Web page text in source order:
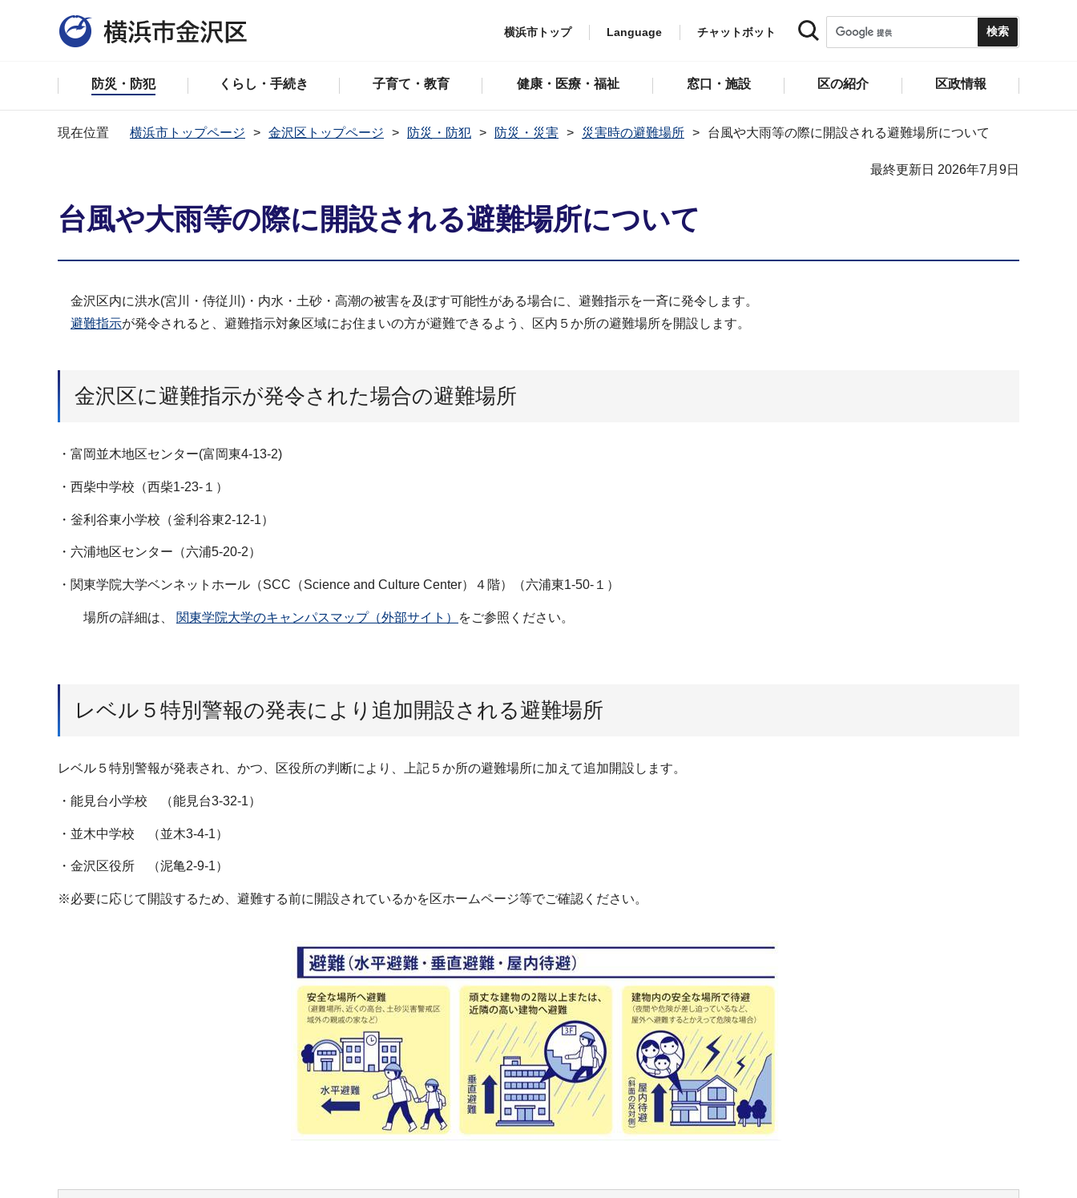
横浜市トップ Language チャットボット
防災・防犯 くらし・手続き 子育て・教育 健康・医療・福祉 窓口・施設 区の紹介 区政情報
現在位置 横浜市トップページ 金沢区トップページ 防災・防犯 防災・災害 災害時の避難場所 台風や大雨等の際に開設される避難場所について
最終更新日 2026年7月9日
台風や大雨等の際に開設される避難場所について
金沢区内に洪水(宮川・侍従川)・内水・土砂・高潮の被害を及ぼす可能性がある場合に、避難指示を一斉に発令します。
避難指示が発令されると、避難指示対象区域にお住まいの方が避難できるよう、区内５か所の避難場所を開設します。
金沢区に避難指示が発令された場合の避難場所
・富岡並木地区センター(富岡東4-13-2)
・西柴中学校（西柴1-23-１）
・釡利谷東小学校（釡利谷東2-12-1）
・六浦地区センター（六浦5-20-2）
・関東学院大学ベンネットホール（SCC（Science and Culture Center）４階）（六浦東1-50-１）
場所の詳細は、 関東学院大学のキャンパスマップ（外部サイト） をご参照ください。
レベル５特別警報の発表により追加開設される避難場所
レベル５特別警報が発表され、かつ、区役所の判断により、上記５か所の避難場所に加えて追加開設します。
・能見台小学校 （能見台3-32-1）
・並木中学校 （並木3-4-1）
・金沢区役所 （泥亀2-9-1）
※必要に応じて開設するため、避難する前に開設されているかを区ホームページ等でご確認ください。